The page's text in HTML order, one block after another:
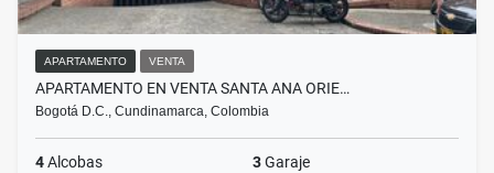
APARTAMENTO VENTA
APARTAMENTO EN VENTA SANTA ANA ORIE…
Bogotá D.C., Cundinamarca, Colombia
4Alcobas 3Garaje